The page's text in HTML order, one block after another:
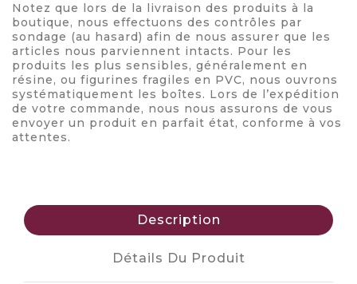
Notez que lors de la livraison des produits à la
boutique, nous effectuons des contrôles par
sondage (au hasard) afin de nous assurer que les
articles nous parviennent intacts. Pour les
produits les plus sensibles, généralement en
résine, ou figurines fragiles en PVC, nous ouvrons
systématiquement les boîtes. Lors de l’expédition
de votre commande, nous nous assurons de vous
envoyer un produit en parfait état, conforme à vos
attentes.
Description
Détails Du Produit